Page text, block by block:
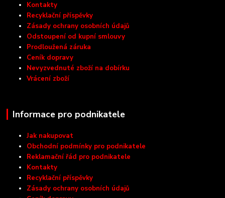
Kontakty
Recyklační příspěvky
Zásady ochrany osobních údajů
Odstoupení od kupní smlouvy
Prodloužená záruka
Ceník dopravy
Nevyzvednuté zboží na dobírku
Vrácení zboží
Informace pro podnikatele
Jak nakupovat
Obchodní podmínky pro podnikatele
Reklamační řád pro podnikatele
Kontakty
Recyklační příspěvky
Zásady ochrany osobních údajů